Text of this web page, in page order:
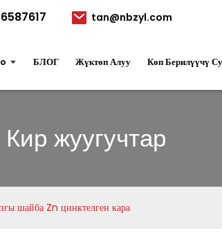
tan@nbzyl.com
БЛОГ Жүктөп Алуу Көп Берилүүчү
Кир жуугучтар
шайба Zn цинктелген кара